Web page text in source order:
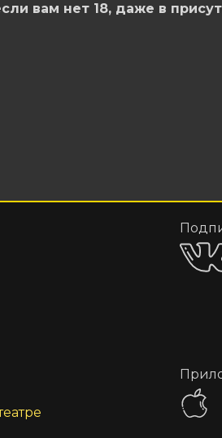
вам нет 18, даже в